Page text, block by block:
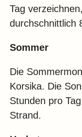
Tag
durchschnittlich
Sommer
Die
Korsika. Die
Stunden pro
Strand.